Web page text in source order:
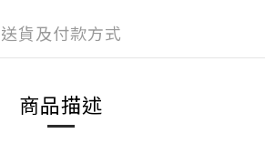
送貨及付款方式
商品描述